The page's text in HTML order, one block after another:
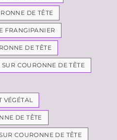
DE TÊTE
FRANGIPANIER
DE TÊTE
COURONNE DE TÊTE
VÉGÉTAL
DE TÊTE
COURONNE DE TÊTE